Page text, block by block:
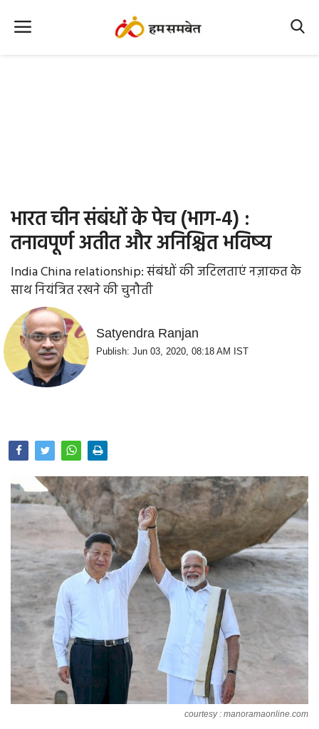
Office Office
Farm & Food
Opinion
Health & Lifestyle
भारत चीन संबंधों के पेच (भाग-4) :
तनावपूर्ण अतीत और अनिश्चित भविष्य
India China relationship: संबंधों की जटिलताएं नज़ाकत के
साथ नियंत्रित रखने की चुनौती
Satyendra Ranjan
Publish: Jun 03, 2020, 08:18 AM IST
courtesy : manoramaonline.com